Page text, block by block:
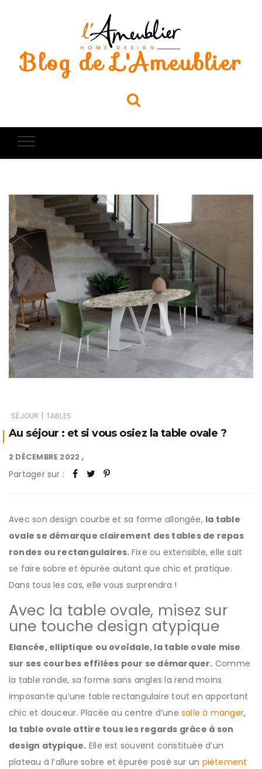
Blog de L'Ameublier
SÉJOUR | TABLES
Au séjour : et si vous osiez la table ovale ?
2 DÉCEMBRE 2022
Partager sur :
Avec son design courbe et sa forme allongée, la table
ovale se démarque clairement des tables de repas
rondes ou rectangulaires. Fixe ou extensible, elle sait
se faire sobre et épurée autant que chic et pratique.
Dans tous les cas, elle vous surprendra !
Avec la table ovale, misez sur
une touche design atypique
Elancée, elliptique ou ovoïdale, la table ovale mise
sur ses courbes effilées pour se démarquer. Comme
la table ronde, sa forme sans angles la rend moins
imposante qu’une table rectangulaire tout en apportant
chic et douceur. Placée au centre d’unesalle à manger,
la table ovale attire tous les regards grâce à son
design atypique. Elle est souvent constituée d’un
plateau à l’allure sobre et épurée posé sur un piétement